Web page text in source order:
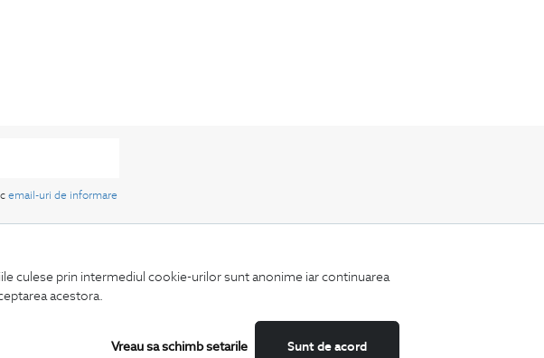
culese prin intermediul cookie-urilor sunt anonime iar continuarea
acestora.
Sunt de acord
Vreau sa schimb setarile
email-uri de informare